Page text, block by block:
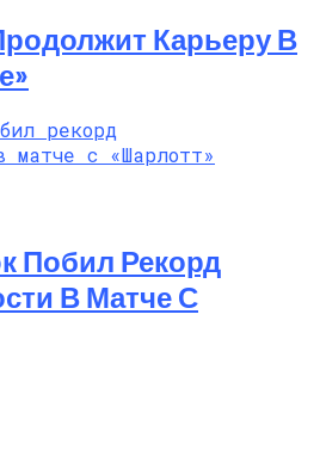
Карьеру В
Побил Рекорд
В Матче С